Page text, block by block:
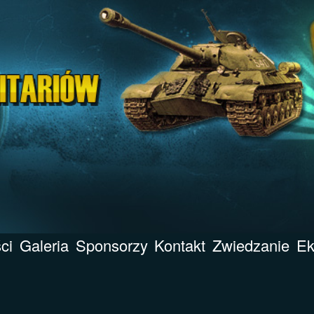
Galeria Sponsorzy Kontakt Zwiedzanie